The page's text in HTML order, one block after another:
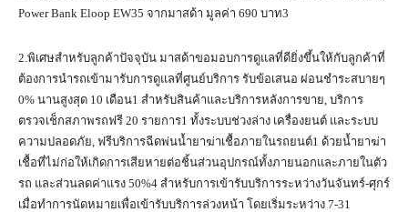
Power Bank Eloop EW35 จากมาสด้า มูลค่า 690 บาท3
2.พิเศษสำหรับลูกค้าปัจจุบัน มาสด้าขอมอบการดูแลที่ดียิ่งขึ้นให้กับลูกค้าที่
ต้องการนำรถเข้ามารับการดูแลที่ศูนย์บริการ รับข้อเสนอ ผ่อนชำระสบายๆ
0% นานสูงสุด 10 เดือน1 สำหรับสินค้าและบริการหลังการขาย, บริการ
ตรวจเช็กสภาพรถฟรี 20 รายการ1 ทั้งระบบช่วงล่าง เครื่องยนต์ และระบบ
ความปลอดภัย, ฟรีบริการฉีดพ่นน้ำยาฆ่าเชื้อภายในรถยนต์1 ด้วยน้ำยาฆ่า
เชื้อที่ไม่ก่อให้เกิดการเสียหายต่อชิ้นส่วนอุปกรณ์ทั้งภายนอกและภายในตัว
รถ และส่วนลดค่าแรง 50%4 สำหรับการเข้ารับบริการระหว่างวันจันทร์-ศุกร์
เมื่อทำการนัดหมายเพื่อเข้ารับบริการล่วงหน้า โดยเริ่มระหว่าง 7-31